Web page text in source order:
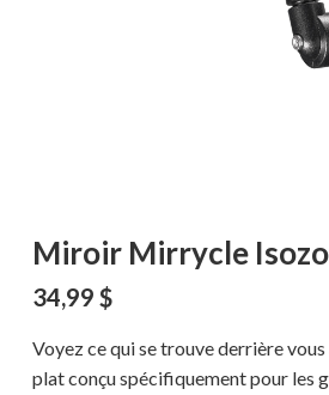
Miroir Mirrycle
34,99 $
Voyez ce qui se trouve derrière
plat conçu spécifiquement pour les